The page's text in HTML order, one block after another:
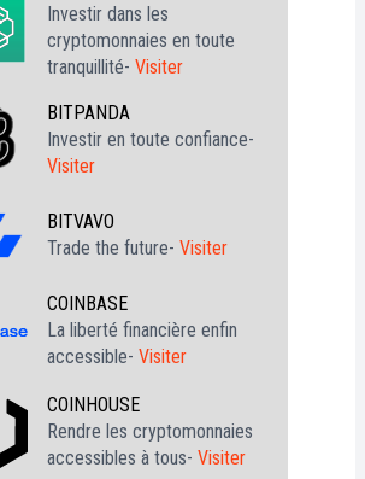
Investir dans les
cryptomonnaies en toute
tranquillité- Visiter
BITPANDA
Investir en toute confiance-
Visiter
BITVAVO
Trade the future- Visiter
COINBASE
La liberté financière enfin
accessible- Visiter
COINHOUSE
Rendre les cryptomonnaies
accessibles à tous- Visiter